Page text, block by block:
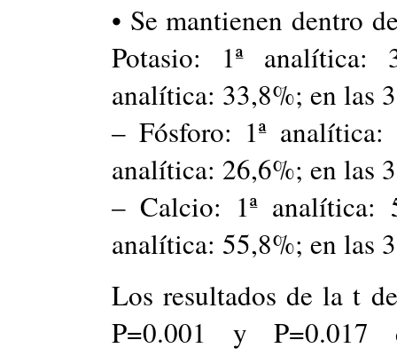
• Se mantienen dentro
Potasio: 1ª analítica:
analítica: 33,8%; en las
– Fósforo: 1ª
analítica: 26,6%; en las
– Calcio: 1ª analítica:
analítica: 55,8%; en las
Los resultados de la t
P=0.001 y P=0.017